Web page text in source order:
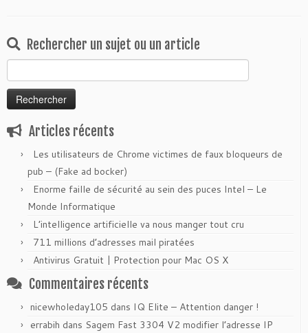
Rechercher un sujet ou un article
Articles récents
Les utilisateurs de Chrome victimes de faux bloqueurs de
pub – (Fake ad bocker)
Enorme faille de sécurité au sein des puces Intel – Le
Monde Informatique
L’intelligence artificielle va nous manger tout cru
711 millions d’adresses mail piratées
Antivirus Gratuit | Protection pour Mac OS X
Commentaires récents
nicewholeday105 dans IQ Elite – Attention danger !
errabih dans Sagem Fast 3304 V2 modifier l’adresse IP